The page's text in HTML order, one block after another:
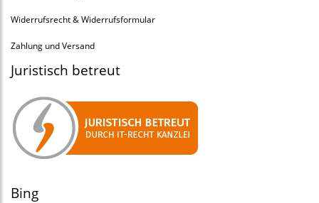
Widerrufsrecht & Widerrufsformular
Zahlung und Versand
Juristisch betreut
Bing